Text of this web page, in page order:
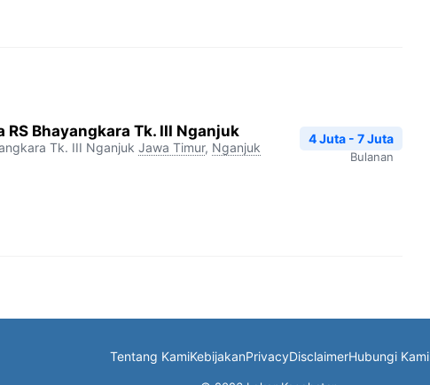
RS Bhayangkara Tk. III Nganjuk
Tk. III Nganjuk Jawa Timur, Nganjuk
4 Juta - 7 Juta
Bulanan
Tentang KamiKebijakanPrivacyDisclaimerHubungi Kami